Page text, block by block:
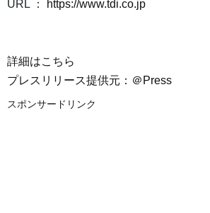
URL ：
https://www.tdi.co.jp
詳細はこちら
プレスリリース提供元：＠Press
スポンサードリンク